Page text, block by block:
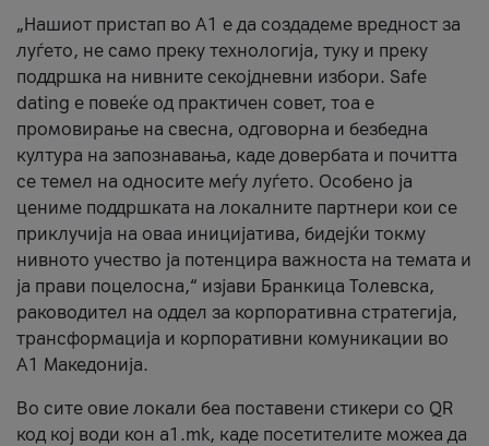
„Нашиот пристап во А1 е да создадеме вредност за
луѓето, не само преку технологија, туку и преку
поддршка на нивните секојдневни избори. Safe
dating е повеќе од практичен совет, тоа е
промовирање на свесна, одговорна и безбедна
култура на запознавања, каде довербата и почитта
се темел на односите меѓу луѓето. Особено ја
цениме поддршката на локалните партнери кои се
приклучија на оваа иницијатива, бидејќи токму
нивното учество ја потенцира важноста на темата и
ја прави поцелосна,“ изјави Бранкица Толевска,
раководител на оддел за корпоративна стратегија,
трансформација и корпоративни комуникации во
А1 Македонија.
Во сите овие локали беа поставени стикери со QR
код кој води кон a1.mk, каде посетителите можеа да